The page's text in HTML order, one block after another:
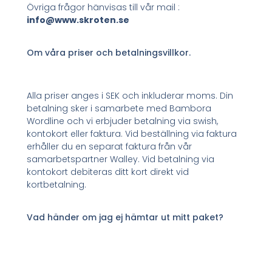
Övriga frågor hänvisas till vår mail :
info@www.skroten.se
Om våra priser och betalningsvillkor.
Alla priser anges i SEK och inkluderar moms. Din
betalning sker i samarbete med Bambora
Wordline och vi erbjuder betalning via swish,
kontokort eller faktura. Vid beställning via faktura
erhåller du en separat faktura från vår
samarbetspartner Walley. Vid betalning via
kontokort debiteras ditt kort direkt vid
kortbetalning.
Vad händer om jag ej hämtar ut mitt paket?